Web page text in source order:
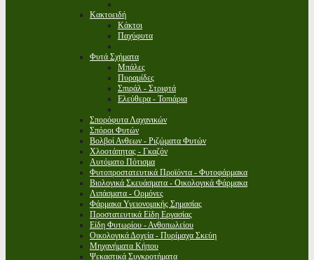
Κακτοειδή
Κάκτοι
Παχύφυτα
Φυτά Σχήματα
Μπάλες
Πυραμίδες
Σπιράλ - Στριφτά
Ελεύθερα - Τοπιάρια
Σπορόφυτα Λαχανικών
Σπόροι Φυτών
Βολβοί Ανθεων - Ριζώματα Φυτών
Χλοοτάπητας - Γκαζόν
Αυτόματο Πότισμα
Φυτοπροστατευτικά Προϊόντα - Φυτοφάρμακα
Βιολογικά Σκευάσματα - Οικολογικά Φάρμακα
Λιπάσματα - Ορμόνες
Φάρμακα Υγειονομικής Σημασίας
Προστατευτικά Είδη Εργασίας
Είδη Φυτωρίου - Ανθοπωλείου
Οικολογικά Δοχεία - Πυρίμαχα Σκεύη
Μηχανήματα Κήπου
Ψεκαστικά Συγκροτήματα